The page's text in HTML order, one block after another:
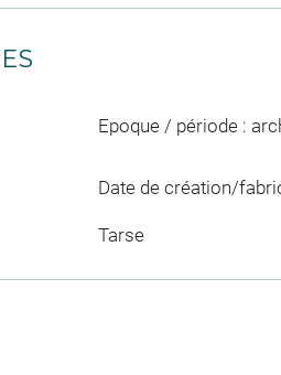
Epoque / période :
Date de création/
Tarse